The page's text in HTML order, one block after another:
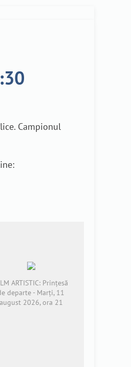
Campionul
ARTISTIC: Prințesă
departe - Marți, 11
august 2026, ora 21